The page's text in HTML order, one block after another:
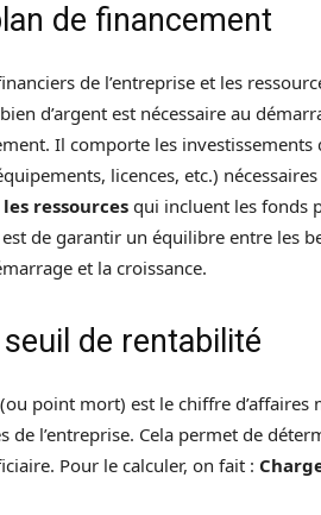
de financement
de l’entreprise et les
d’argent est nécessaire au
Il comporte les
licences, etc.)
les ressources qui incluent les fonds
est de garantir un équilibre entre les
et la croissance.
de rentabilité
point mort) est le chiffre
de l’entreprise. Cela permet de
Pour le calculer, on fait :